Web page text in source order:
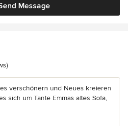
Message
verschönern und Neues kreieren
sich um Tante Emmas altes Sofa,